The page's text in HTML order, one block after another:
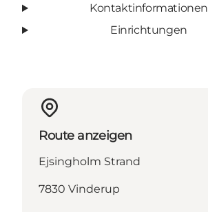
Kontaktinformationen
Einrichtungen
Route anzeigen
Ejsingholm Strand
7830 Vinderup